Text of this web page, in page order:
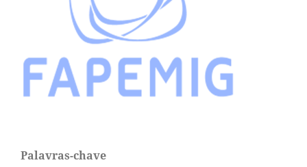
Palavras-chave